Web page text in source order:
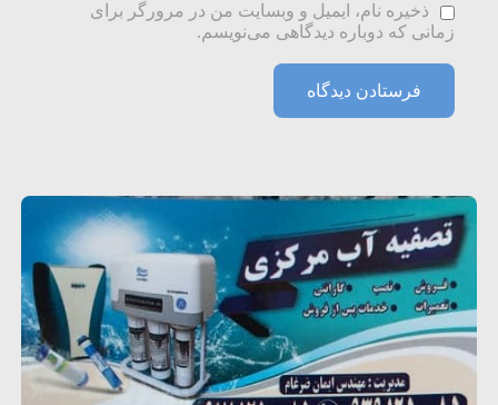
ذخیره نام، ایمیل و وبسایت من در مرورگر برای
زمانی که دوباره دیدگاهی می‌نویسم.